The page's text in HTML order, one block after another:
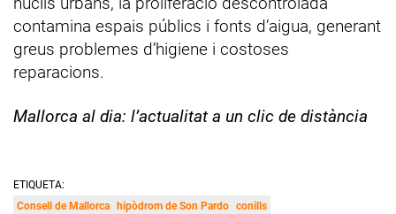
contamina espais públics i fonts d’aigua, generant
greus problemes d’higiene i costoses
reparacions.
Mallorca al dia: l’actualitat a un clic de distància
ETIQUETA:
Consell de Mallorca
hipòdrom de Son Pardo conills